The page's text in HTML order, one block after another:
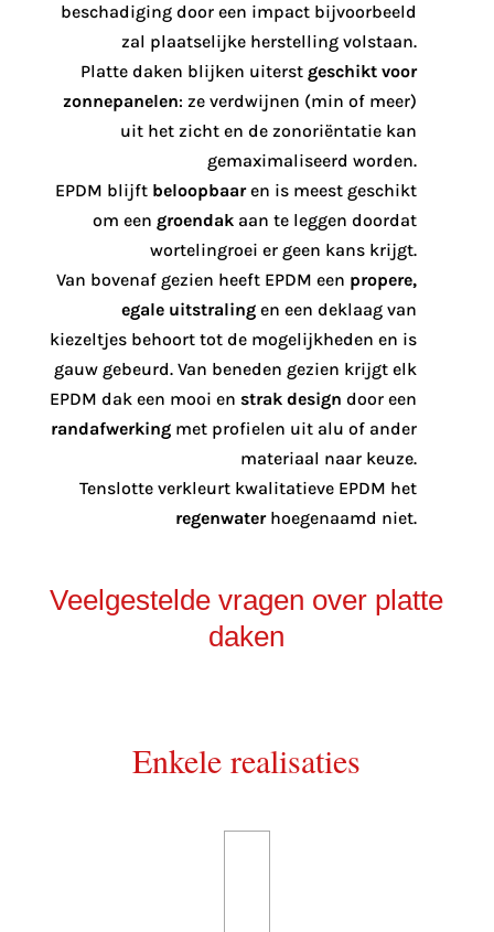
beschadiging door een impact bijvoorbeeld
zal plaatselijke herstelling volstaan.
Platte daken blijken uiterst geschikt voor
zonnepanelen: ze verdwijnen (min of meer)
uit het zicht en de zonoriëntatie kan
gemaximaliseerd worden.
EPDM blijft beloopbaaren is meest geschikt
om een groendak aan te leggen doordat
wortelingroei er geen kans krijgt.
Van bovenaf gezien heeft EPDM een propere,
egale uitstraling en een deklaag van
kiezeltjes behoort tot de mogelijkheden en is
gauw gebeurd. Van beneden gezien krijgt elk
EPDM dak een mooi en strak design door een
randafwerking met profielen uit alu of ander
materiaal naar keuze.
Tenslotte verkleurt kwalitatieve EPDM het
regenwaterhoegenaamd niet.
Veelgestelde vragen over platte
daken
Enkele realisaties